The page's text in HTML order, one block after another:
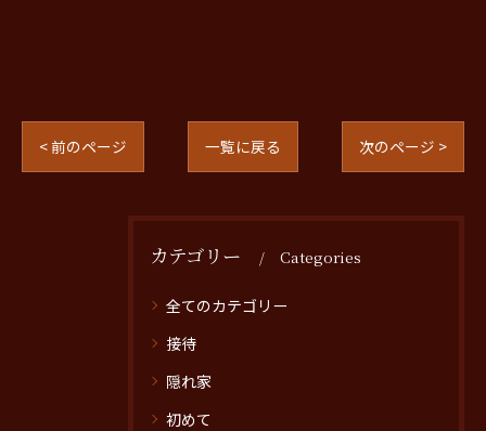
< 前のページ 一覧に戻る 次のページ >
カテゴリー Categories
全てのカテゴリー
接待
隠れ家
初めて